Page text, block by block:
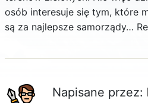
osób interesuje się tym, które
są za najlepsze samorządy…
Napisane przez: